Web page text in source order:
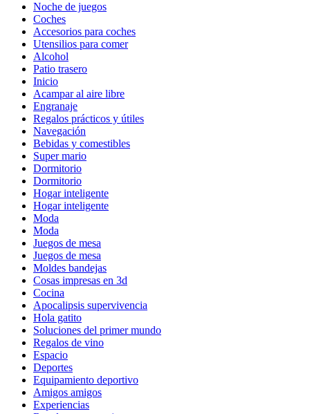
Noche de juegos
Coches
Accesorios para coches
Utensilios para comer
Alcohol
Patio trasero
Inicio
Acampar al aire libre
Engranaje
Regalos prácticos y útiles
Navegación
Bebidas y comestibles
Super mario
Dormitorio
Dormitorio
Hogar inteligente
Hogar inteligente
Moda
Moda
Juegos de mesa
Juegos de mesa
Moldes bandejas
Cosas impresas en 3d
Cocina
Apocalipsis supervivencia
Hola gatito
Soluciones del primer mundo
Regalos de vino
Espacio
Deportes
Equipamiento deportivo
Amigos amigos
Experiencias